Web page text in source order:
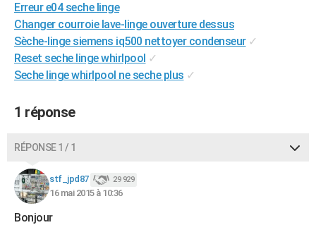
BONS PLANS
CARTE DE VOEUX
Carte de Noël
Carte Bonne année
Carte Saint-Valentin
Carte Pâques
Carte d'anniversaire
DICTIONNAIRE
FORUM
Bricolage
Lifestyle
Culture
Sport
Auto
Television
Voyage
Cinema
Erreur e04 seche linge
Changer courroie lave-linge ouverture dessus
Sèche-linge siemens iq500 nettoyer condenseur ✓
Reset seche linge whirlpool ✓
Seche linge whirlpool ne seche plus ✓
1 réponse
RÉPONSE 1 / 1
stf_jpd87 29 929
16 mai 2015 à 10:36
Bonjour